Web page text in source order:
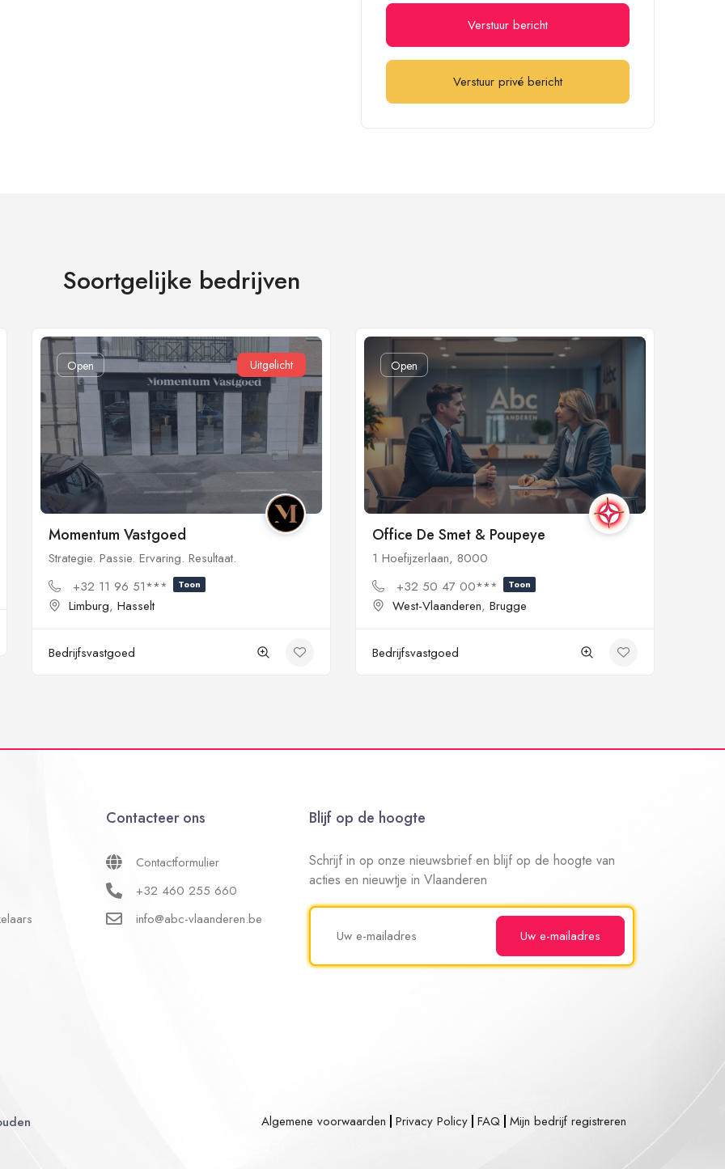
Verstuur bericht
Verstuur privé bericht
Soortgelijke bedrijven
Open Uitgelicht
Momentum Vastgoed
Strategie. Passie. Ervaring. Resultaat.
+32 11 96 51***
Toon
Limburg, Hasselt
Bedrijfsvastgoed
Open
Office De Smet & Poupeye
1 Hoefijzerlaan, 8000
+32 50 47 00***
Toon
West-Vlaanderen, Brugge
Bedrijfsvastgoed
Contacteer ons
Contactformulier
+32 460 255 660
info@abc-vlaanderen.be
Blijf op de hoogte
Schrijf in op onze nieuwsbrief en blijf op de hoogte van
acties en nieuwtje in Vlaanderen
Algemene voorwaarden Privacy Policy FAQ Mijn bedrijf registreren